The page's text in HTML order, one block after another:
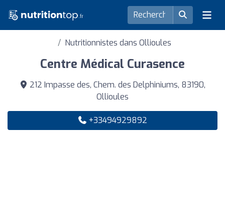
Nutritionnistes dans Ollioules
Centre Médical Curasence
212 Impasse des, Chem. des Delphiniums, 83190,
Ollioules
+33494929892